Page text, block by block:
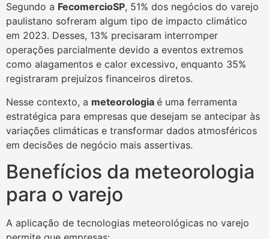
Segundo a FecomercioSP, 51% dos negócios do varejo
paulistano sofreram algum tipo de impacto climático
em 2023. Desses, 13% precisaram interromper
operações parcialmente devido a eventos extremos
como alagamentos e calor excessivo, enquanto 35%
registraram prejuízos financeiros diretos.
Nesse contexto, a meteorologia é uma ferramenta
estratégica para empresas que desejam se antecipar às
variações climáticas e transformar dados atmosféricos
em decisões de negócio mais assertivas.
Benefícios da meteorologia
para o varejo
A aplicação de tecnologias meteorológicas no varejo